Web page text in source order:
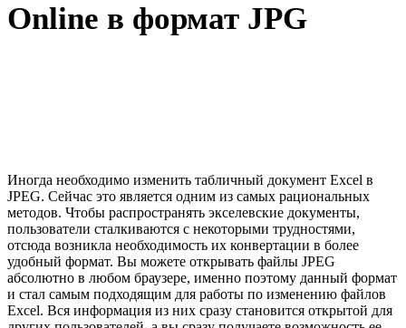
Online в формат JPG
Иногда необходимо изменить табличный документ Excel в
JPEG. Сейчас это является одним из самых рациональных
методов. Чтобы распространять экселевские документы,
пользователи сталкиваются с некоторыми трудностями,
отсюда возникла необходимость их конвертации в более
удобный формат. Вы можете открывать файлы JPEG
абсолютно в любом браузере, именно поэтому данный формат
и стал самым подходящим для работы по изменению файлов
Excel. Вся информация из них сразу становится открытой для